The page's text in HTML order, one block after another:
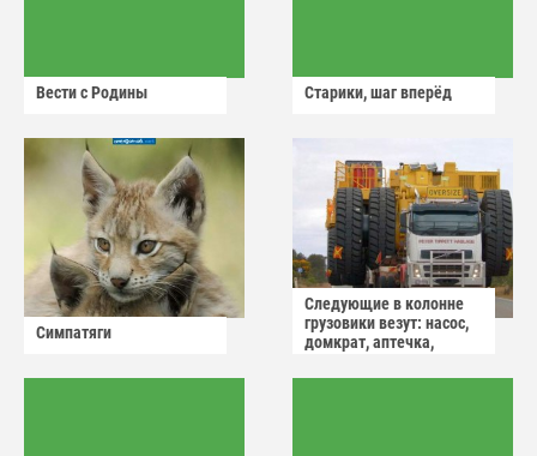
Вести с Родины Старики, шаг вперёд
Симпатяги
Следующие в колонне
грузовики везут: насос,
домкрат, аптечка,